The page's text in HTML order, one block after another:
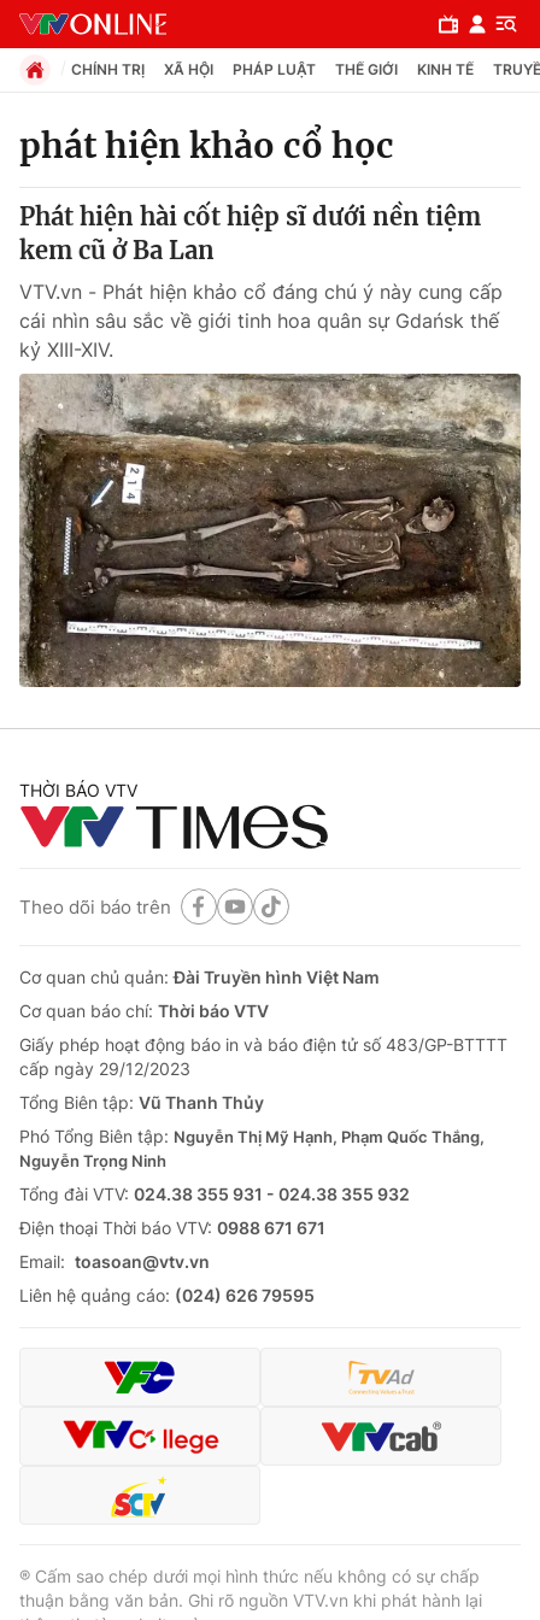
Chuyên mục
Chính trị
Xã hội
Pháp luật
Y tế
Thế giới
Tin tức
Thế giới đó đây
Câu chuyện quốc tế
Kinh tế
Tài chính
Thị trường
Góc doanh nghiệp
Dữ liệu và đời sống
Truyền hình
Phim VTV
Hậu trường
Giải sao mai
Giải trí
Điện ảnh
Âm nhạc
Du lịch
Làm đẹp
Chất lượng cuộc sống
Tuyển sinh
Học trực tuyến
Công nghệ
Hitech Công nghệ tương lai
Sản phẩm
Thị trường
Tư vấn
Giao lưu trực tuyến
Lịch phát sóng
Chuyên mục khác
Emagazine Podcast
Video Shorts video
VTV Money
VTV Sức khoẻ Bất động sản
CHÍNH TRỊ XÃ HỘI PHÁP LUẬT THẾ GIỚI KINH TẾ
phát hiện khảo cổ học
Phát hiện hài cốt hiệp sĩ dưới nền tiệm
kem cũ ở Ba Lan
VTV.vn - Phát hiện khảo cổ đáng chú ý này cung cấp
cái nhìn sâu sắc về giới tinh hoa quân sự Gdańsk thế
kỷ XIII-XIV.
THỜI BÁO VTV
Theo dõi báo trên
Cơ quan chủ quản:Đài Truyền hình Việt Nam
Cơ quan báo chí: Thời báo VTV
Giấy phép hoạt động báo in và báo điện tử số 483/GP-BTTTT
cấp ngày 29/12/2023
Tổng Biên tập: Vũ Thanh Thủy
Phó Tổng Biên tập: Nguyễn Thị Mỹ Hạnh, Phạm Quốc Thắng,
Nguyễn Trọng Ninh
Tổng đài VTV: 024.38 355 931 - 024.38 355 932
Ðiện thoại Thời báo VTV: 0988 671 671
Email: toasoan@vtv.vn
Liên hệ quảng cáo: (024) 626 79595
® Cấm sao chép dưới mọi hình thức nếu không có sự chấp
thuận bằng văn bản. Ghi rõ nguồn VTV.vn khi phát hành lại